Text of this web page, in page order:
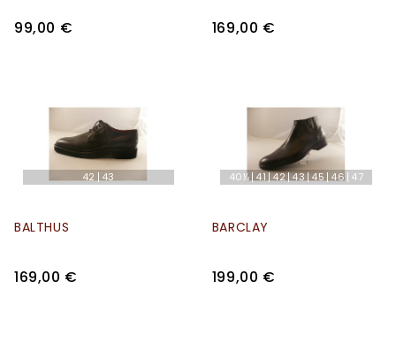
99,00 € 169,00 €
42 43
BALTHUS
169,00 €
40½ 41 42 43 45 46 47
BARCLAY
199,00 €